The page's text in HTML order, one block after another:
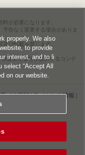
が必要になります。
告なく変更する場合がありま
び転載を禁じます。
像製作会社が提供するコンテ
づく表記|ライセンス情報
properly. We also
to provide
interest, and to li
“Accept All
on our website.